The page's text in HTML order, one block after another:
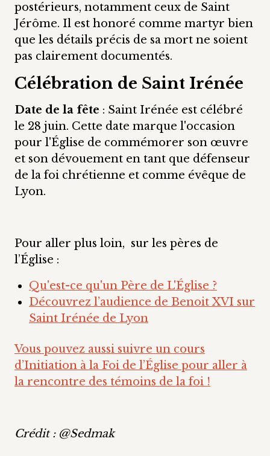
postérieurs, notamment ceux de Saint
Jérôme. Il est honoré comme martyr bien
que les détails précis de sa mort ne soient
pas clairement documentés.
Célébration de Saint Irénée
Date de la fête : Saint Irénée est célébré
le 28 juin. Cette date marque l'occasion
pour l'Église de commémorer son œuvre
et son dévouement en tant que défenseur
de la foi chrétienne et comme évêque de
Lyon.
Pour aller plus loin, sur les pères de
l’Église :
Qu'est-ce qu'un Père de L'Église ?
Découvrez l’audience de Benoit XVI sur
Saint Irénée de Lyon
Vous pouvez aussi suivre un cours
d’Initiation à la Foi de l’Église pour aller à
la rencontre des témoins de la foi !
Crédit : @Sedmak